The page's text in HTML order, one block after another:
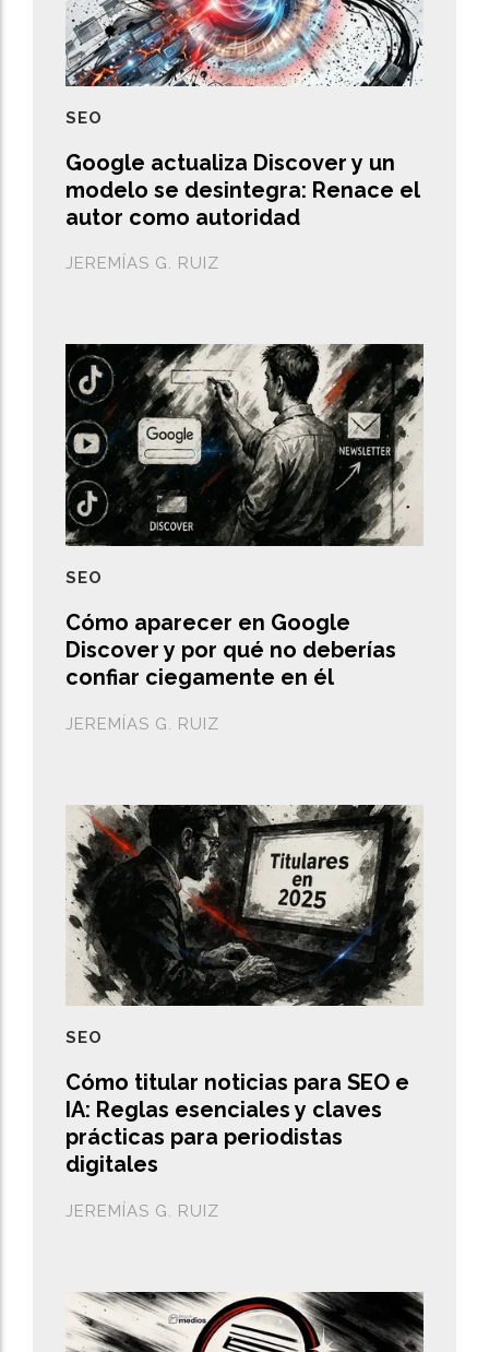
Google actualiza Discover y un
modelo se desintegra: Renace el
autor como autoridad
JEREMÍAS G. RUIZ
SEO
Cómo aparecer en Google
Discover y por qué no deberías
confiar ciegamente en él
JEREMÍAS G. RUIZ
SEO
Cómo titular noticias para SEO e
IA: Reglas esenciales y claves
prácticas para periodistas
digitales
JEREMÍAS G. RUIZ
SEO